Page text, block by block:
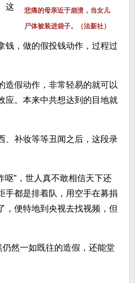
悲痛的母亲近于崩溃，当女儿
尸体被装进袋子。（法新社）
这
钱，做的假投钱动作，过程过
造假动作，非常轻易的就可以
应。本来中共想达到的目地就
、补妆等等丑闻之后，这段录
呕”，世人真不敢相信天下还
手都是排着队，用空手在募捐
，便特地到央视去找视频，但
然一如既往的造假，还能堂